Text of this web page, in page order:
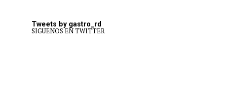
Tweets by gastro_rd
SIGUENOS EN TWITTER